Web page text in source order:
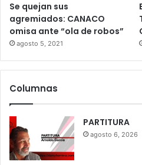
Se quejan sus
agremiados: CANACO
omisa ante “ola de robos”
agosto 5, 2021
Columnas
PARTITURA
agosto 6, 2026